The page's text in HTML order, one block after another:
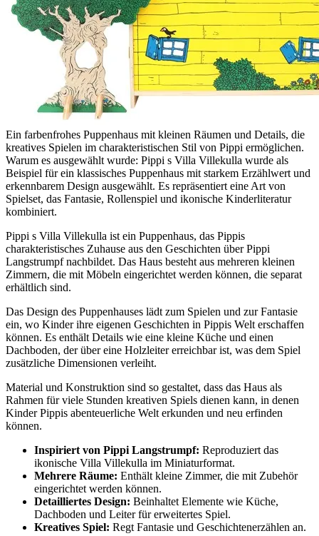
Ein farbenfrohes Puppenhaus mit kleinen Räumen und Details, die
kreatives Spielen im charakteristischen Stil von Pippi ermöglichen.
Warum es ausgewählt wurde: Pippi s Villa Villekulla wurde als
Beispiel für ein klassisches Puppenhaus mit starkem Erzählwert und
erkennbarem Design ausgewählt. Es repräsentiert eine Art von
Spielset, das Fantasie, Rollenspiel und ikonische Kinderliteratur
kombiniert.
Pippi s Villa Villekulla ist ein Puppenhaus, das Pippis
charakteristisches Zuhause aus den Geschichten über Pippi
Langstrumpf nachbildet. Das Haus besteht aus mehreren kleinen
Zimmern, die mit Möbeln eingerichtet werden können, die separat
erhältlich sind.
Das Design des Puppenhauses lädt zum Spielen und zur Fantasie
ein, wo Kinder ihre eigenen Geschichten in Pippis Welt erschaffen
können. Es enthält Details wie eine kleine Küche und einen
Dachboden, der über eine Holzleiter erreichbar ist, was dem Spiel
zusätzliche Dimensionen verleiht.
Material und Konstruktion sind so gestaltet, dass das Haus als
Rahmen für viele Stunden kreativen Spiels dienen kann, in denen
Kinder Pippis abenteuerliche Welt erkunden und neu erfinden
können.
Inspiriert von Pippi Langstrumpf: Reproduziert das
ikonische Villa Villekulla im Miniaturformat.
Mehrere Räume: Enthält kleine Zimmer, die mit Zubehör
eingerichtet werden können.
Detailliertes Design: Beinhaltet Elemente wie Küche,
Dachboden und Leiter für erweitertes Spiel.
Kreatives Spiel: Regt Fantasie und Geschichtenerzählen an.